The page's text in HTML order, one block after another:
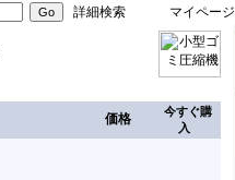
詳細検索 マイページ
価格
今すぐ購
入